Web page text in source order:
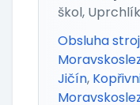
škol,
Obsluha
Jičín,